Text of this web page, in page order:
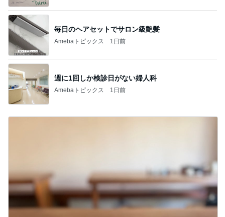
毎日のヘアセットでサロン級艶髪
Amebaトピックス 1日前
週に1回しか検診日がない婦人科
Amebaトピックス 1日前